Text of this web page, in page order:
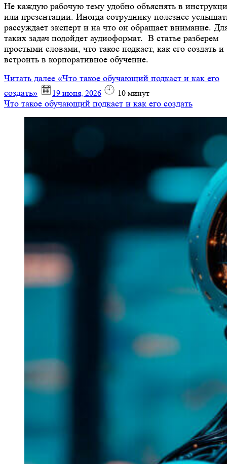
Не каждую рабочую тему удобно объяснять в
или презентации. Иногда сотруднику полезнее
рассуждает эксперт и на что он обращает внимание.
таких задач подойдет аудиоформат. В статье разберем
простыми словами, что такое подкаст, как его создать и
встроить в корпоративное обучение.
Читать далее «Что такое обучающий подкаст и как его
создать»
19 июня, 2026 10 минут
Что такое обучающий подкаст и как его создать